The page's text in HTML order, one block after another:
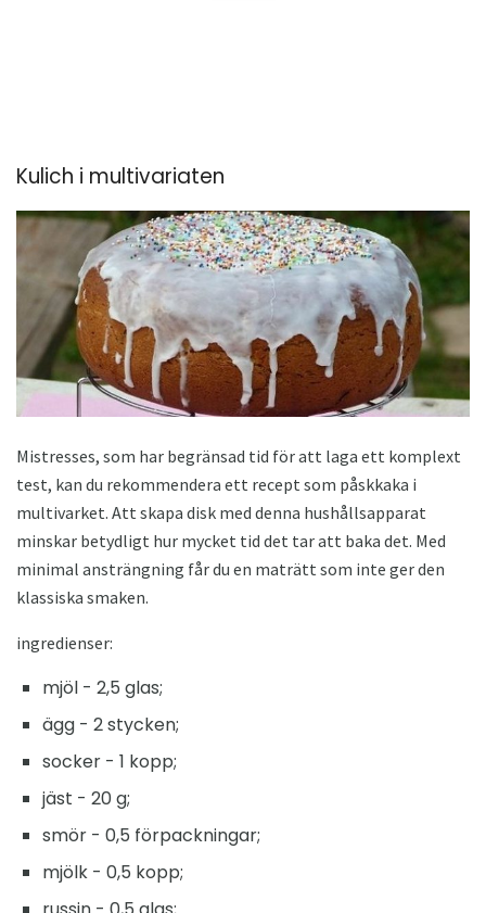
Kulich i multivariaten
Mistresses, som har begränsad tid för att laga ett komplext
test, kan du rekommendera ett recept som påskkaka i
multivarket. Att skapa disk med denna hushållsapparat
minskar betydligt hur mycket tid det tar att baka det. Med
minimal ansträngning får du en maträtt som inte ger den
klassiska smaken.
ingredienser:
mjöl - 2,5 glas;
ägg - 2 stycken;
socker - 1 kopp;
jäst - 20 g;
smör - 0,5 förpackningar;
mjölk - 0,5 kopp;